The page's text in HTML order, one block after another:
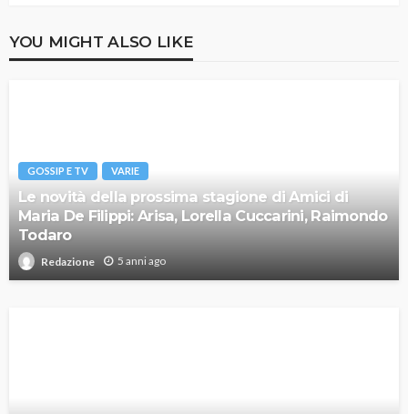
YOU MIGHT ALSO LIKE
GOSSIP E TV VARIE
Le novità della prossima stagione di Amici di
Maria De Filippi: Arisa, Lorella Cuccarini, Raimondo
Todaro
Redazione 5 anni ago